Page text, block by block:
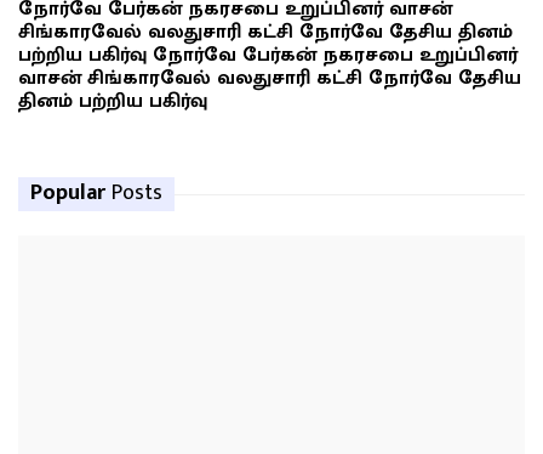
நோர்வே பேர்கன் நகரசபை உறுப்பினர் வாசன்
சிங்காரவேல் வலதுசாரி கட்சி நோர்வே தேசிய தினம்
பற்றிய பகிர்வு நோர்வே பேர்கன் நகரசபை உறுப்பினர்
வாசன் சிங்காரவேல் வலதுசாரி கட்சி நோர்வே தேசிய
தினம் பற்றிய பகிர்வு
Popular Posts